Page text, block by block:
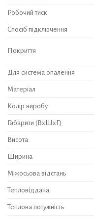
Робочий тиск
Спосіб підключення
Покриття
Для система опалення
Матеріал
Колір виробу
Габарити (ВхШхГ)
Висота
Ширина
Міжосьова відстань
Тепловіддача
Теплова потужність